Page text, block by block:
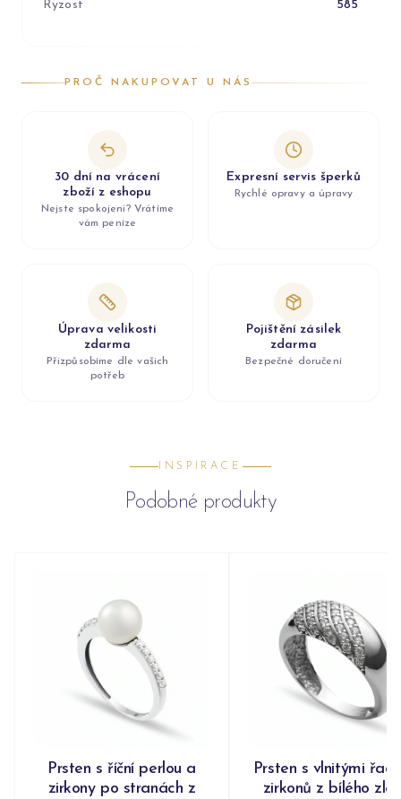
Ryzost 585
PROČ NAKUPOVAT U NÁS
30 dní na vrácení
zboží z eshopu
Nejste spokojeni? Vrátíme
vám peníze
Expresní servis šperků
Rychlé opravy a úpravy
Úprava velikosti
zdarma
Přizpůsobíme dle vašich
potřeb
Pojištění zásilek
zdarma
Bezpečné doručení
INSPIRACE
Podobné produkty
Prsten s říční perlou a
zirkony po stranách z
Prsten s vlnitými
zirkonů z bílého